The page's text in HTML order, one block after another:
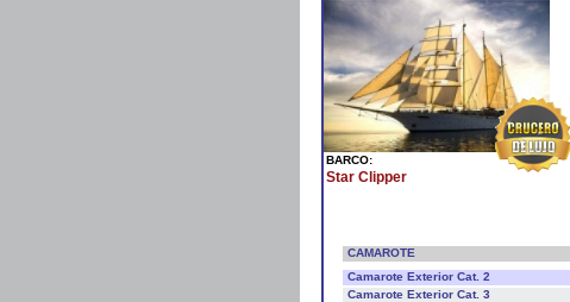
BARCO:
Star Clipper
CAMAROTE
Camarote Exterior Cat. 2
Camarote Exterior Cat. 3